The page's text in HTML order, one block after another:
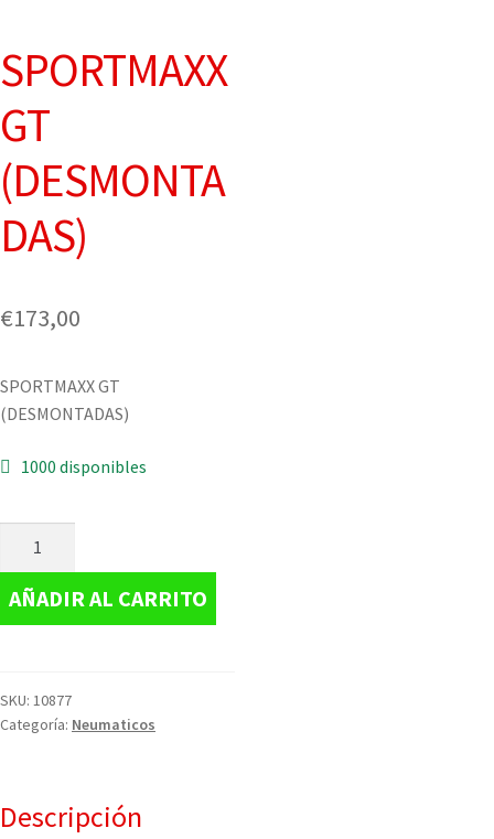
SPORTMAXX
GT
(DESMONTA
DAS)
€173,00
SPORTMAXX GT
(DESMONTADAS)
1000 disponibles
AÑADIR AL CARRITO
SKU: 10877
Categoría: Neumaticos
Descripción